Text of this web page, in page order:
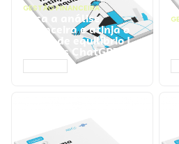
GESTÃO FINANCEIRA
Faça a análise
financeira e atinja o
ponto de equilíbrio |
Prompts ChatGPT